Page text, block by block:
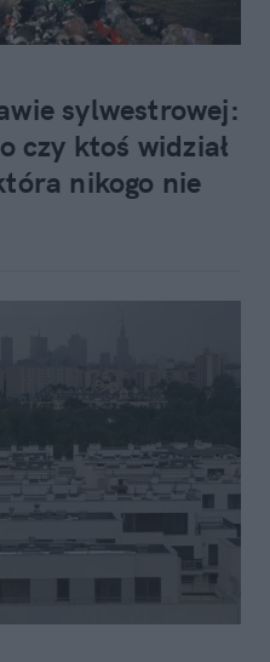
sylwestrowej:
czy ktoś widział
nikogo nie